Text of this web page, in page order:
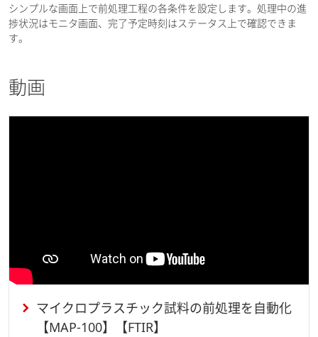
シンプルな画面上で前処理工程の各条件を設定します。処理中の進
捗状況はモニタ画面、完了予定時刻はステータス上で確認できま
す。
動画
マイクロプラスチック試料の前処理を自動化
【MAP-100】【FTIR】